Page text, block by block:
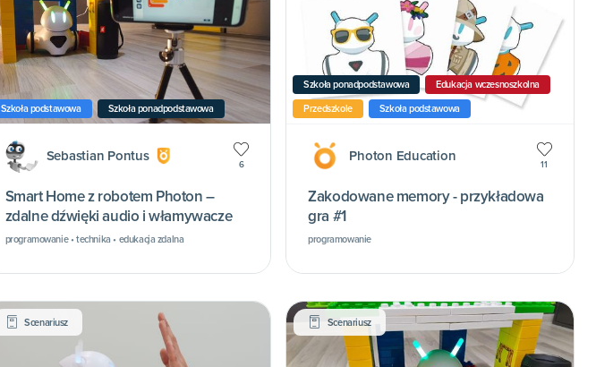
Szkoła podstawowa Szkoła ponadpodstawowa
Sebastian Pontus
6
Smart Home z robotem Photon –
zdalne dźwięki audio i włamywacze
programowanie • technika • edukacja zdalna
Przedszkole Szkoła podstawowa
Szkoła ponadpodstawowa Edukacja wczesnoszkolna
Photon Education
11
Zakodowane memory - przykładowa
gra #1
programowanie
Scenariusz Scenariusz